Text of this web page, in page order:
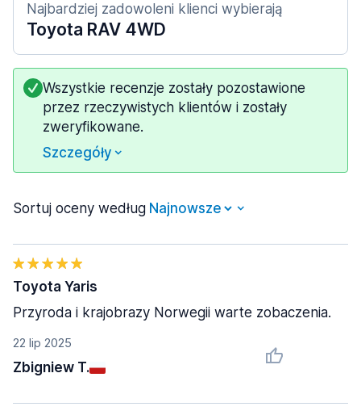
Najbardziej zadowoleni klienci wybierają
Toyota RAV 4WD
Wszystkie recenzje zostały pozostawione
przez rzeczywistych klientów i zostały
zweryfikowane.
Szczegóły
Sortuj oceny według
22 lip 2025
Zbigniew T.
Toyota Yaris
Przyroda i krajobrazy Norwegii warte zobaczenia.